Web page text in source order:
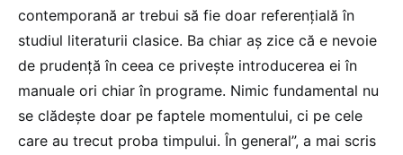
contemporană ar trebui să fie doar referențială în
studiul literaturii clasice. Ba chiar aș zice că e nevoie
de prudență în ceea ce privește introducerea ei în
manuale ori chiar în programe. Nimic fundamental nu
se clădește doar pe faptele momentului, ci pe cele
care au trecut proba timpului. În general”, a mai scris